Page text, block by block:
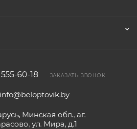
60-18 ЗАКАЗАТЬ ЗВОНОК
info@beloptovik.by
Минская обл., аг.
ул. Мира, д.1